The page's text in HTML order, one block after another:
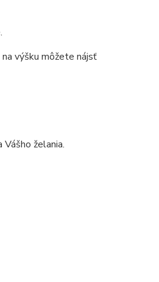
výšku môžete nájsť
želania.